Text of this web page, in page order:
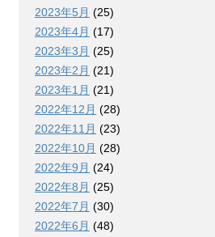
2023年5月 (25)
2023年4月 (17)
2023年3月 (25)
2023年2月 (21)
2023年1月 (21)
2022年12月 (28)
2022年11月 (23)
2022年10月 (28)
2022年9月 (24)
2022年8月 (25)
2022年7月 (30)
2022年6月 (48)